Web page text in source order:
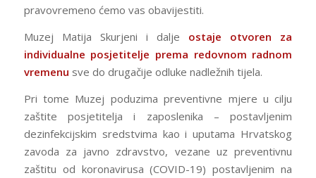
pravovremeno ćemo vas obavijestiti.
Muzej Matija Skurjeni i dalje ostaje otvoren za
individualne posjetitelje prema redovnom radnom
vremenu sve do drugačije odluke nadležnih tijela.
Pri tome Muzej poduzima preventivne mjere u cilju
zaštite posjetitelja i zaposlenika – postavljenim
dezinfekcijskim sredstvima kao i uputama Hrvatskog
zavoda za javno zdravstvo, vezane uz preventivnu
zaštitu od koronavirusa (COVID-19) postavljenim na